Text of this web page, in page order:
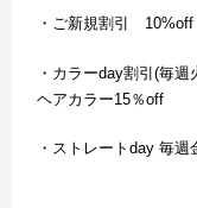
・ご新規割引 10%off
・カラーday割引(毎
ヘアカラー15％off
・ストレートday 毎週